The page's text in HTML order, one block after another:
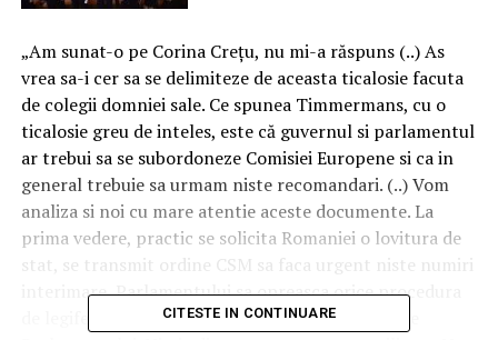
„Am sunat-o pe Corina Creţu, nu mi-a răspuns (..) As
vrea sa-i cer sa se delimiteze de aceasta ticalosie facuta
de colegii domniei sale. Ce spunea Timmermans, cu o
ticalosie greu de inteles, este că guvernul si parlamentul
ar trebui sa se subordoneze Comisiei Europene si ca in
general trebuie sa urmam niste recomandari. (..) Vom
analiza si noi cu mare atentie aceste documente. La
prima vedere, practic se solicita Romaniei o lovitura de
stat, se transmit ordine CSM sa faca urgent niste numiri
interimare, Parlamentului sa opreasca orice procedura
de legiferare, Guvernului sa suspende procedurile
CITESTE IN CONTINUARE